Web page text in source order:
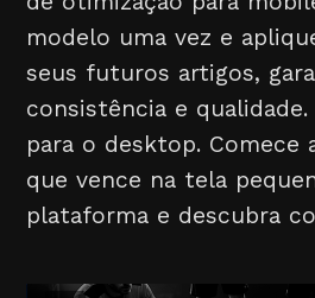
modelo uma vez e
seus futuros artigos,
consistência e
para o desktop. Comece
que vence na tela
plataforma e descubra